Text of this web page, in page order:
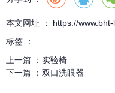
本文网址 ： https://
标签 ：
上一篇 ： 实验椅
下一篇 ： 双口洗眼器